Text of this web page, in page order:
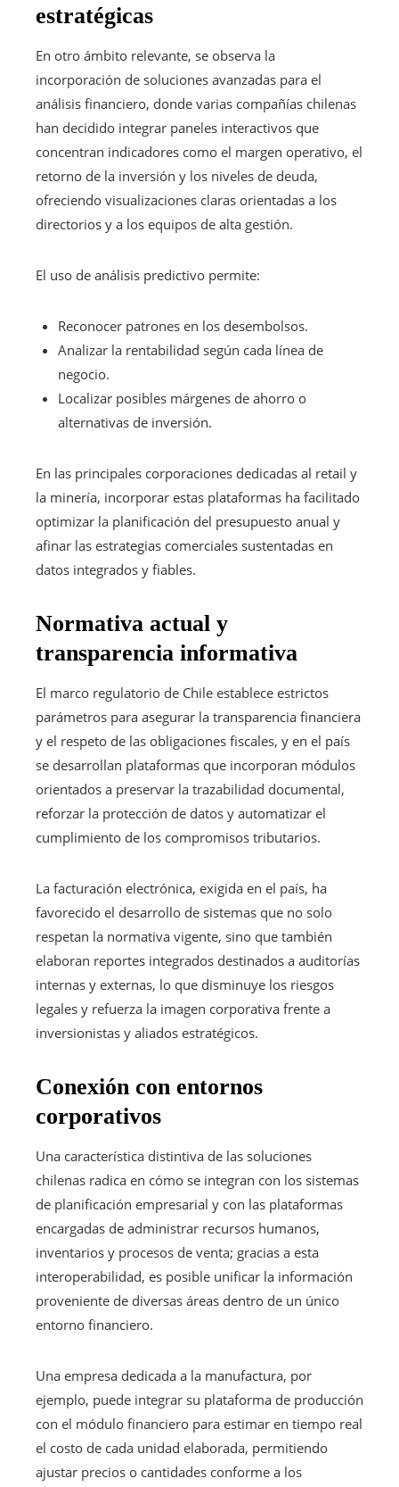
estratégicas
En otro ámbito relevante, se observa la
incorporación de soluciones avanzadas para el
análisis financiero, donde varias compañías chilenas
han decidido integrar paneles interactivos que
concentran indicadores como el margen operativo, el
retorno de la inversión y los niveles de deuda,
ofreciendo visualizaciones claras orientadas a los
directorios y a los equipos de alta gestión.
El uso de análisis predictivo permite:
Reconocer patrones en los desembolsos.
Analizar la rentabilidad según cada línea de
negocio.
Localizar posibles márgenes de ahorro o
alternativas de inversión.
En las principales corporaciones dedicadas al retail y
la minería, incorporar estas plataformas ha facilitado
optimizar la planificación del presupuesto anual y
afinar las estrategias comerciales sustentadas en
datos integrados y fiables.
Normativa actual y
transparencia informativa
El marco regulatorio de Chile establece estrictos
parámetros para asegurar la transparencia financiera
y el respeto de las obligaciones fiscales, y en el país
se desarrollan plataformas que incorporan módulos
orientados a preservar la trazabilidad documental,
reforzar la protección de datos y automatizar el
cumplimiento de los compromisos tributarios.
La facturación electrónica, exigida en el país, ha
favorecido el desarrollo de sistemas que no solo
respetan la normativa vigente, sino que también
elaboran reportes integrados destinados a auditorías
internas y externas, lo que disminuye los riesgos
legales y refuerza la imagen corporativa frente a
inversionistas y aliados estratégicos.
Conexión con entornos
corporativos
Una característica distintiva de las soluciones
chilenas radica en cómo se integran con los sistemas
de planificación empresarial y con las plataformas
encargadas de administrar recursos humanos,
inventarios y procesos de venta; gracias a esta
interoperabilidad, es posible unificar la información
proveniente de diversas áreas dentro de un único
entorno financiero.
Una empresa dedicada a la manufactura, por
ejemplo, puede integrar su plataforma de producción
con el módulo financiero para estimar en tiempo real
el costo de cada unidad elaborada, permitiendo
ajustar precios o cantidades conforme a los